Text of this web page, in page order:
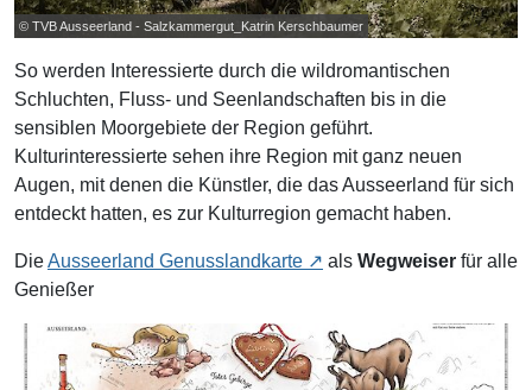
© TVB Ausseerland - Salzkammergut_Katrin Kerschbaumer
So werden Interessierte durch die wildromantischen
Schluchten, Fluss- und Seenlandschaften bis in die
sensiblen Moorgebiete der Region geführt.
Kulturinteressierte sehen ihre Region mit ganz neuen
Augen, mit denen die Künstler, die das Ausseerland für sich
entdeckt hatten, es zur Kulturregion gemacht haben.
DieAusseerland Genusslandkarte als Wegweiser für alle
Genießer